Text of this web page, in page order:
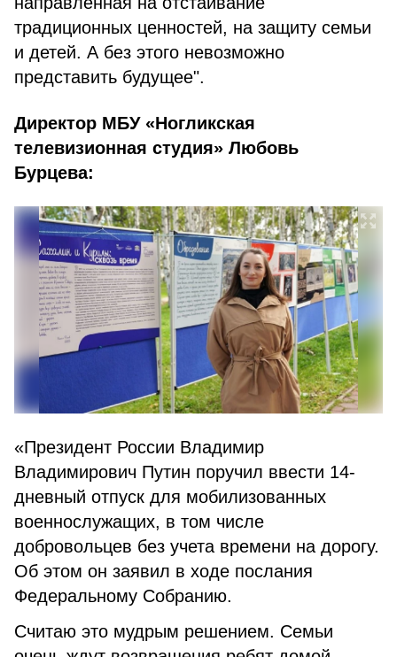
традиционных ценностей, на защиту семьи
и детей. А без этого невозможно
представить будущее".
Директор МБУ «Ногликская
телевизионная студия» Любовь
Бурцева:
«Президент России Владимир
Владимирович Путин поручил ввести 14-
дневный отпуск для мобилизованных
военнослужащих, в том числе
добровольцев без учета времени на дорогу.
Об этом он заявил в ходе послания
Федеральному Собранию.
Считаю это мудрым решением. Семьи